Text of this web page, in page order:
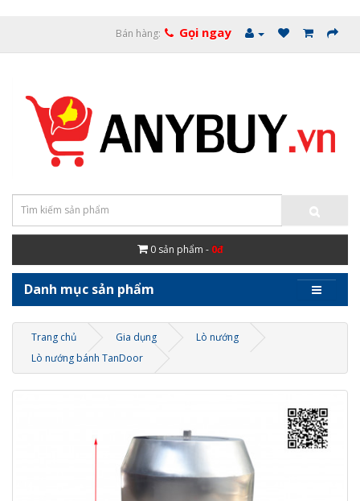
Bán hàng: Gọi ngay
0 sản phẩm - 0đ
Danh mục sản phẩm
Trang chủ Gia dụng
Lò nướng
Lò nướng bánh TanDoor